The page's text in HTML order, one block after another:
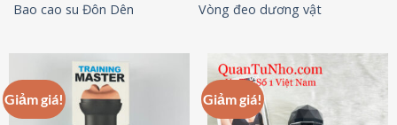
Bao cao su Đôn Dên
Vòng đeo dương vật
Giảm giá! Giảm giá!